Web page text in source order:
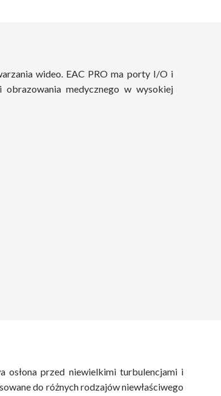
wideo. EAC PRO ma porty I/O i
obrazowania medycznego w wysokiej
osłona przed niewielkimi turbulencjami i
do różnych rodzajów niewłaściwego